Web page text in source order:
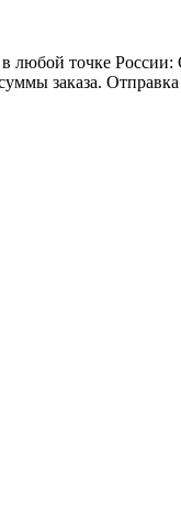
любой точке
заказа.